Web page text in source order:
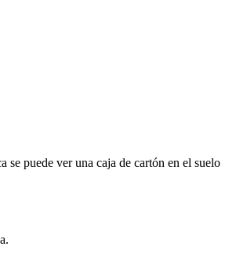
se puede ver una caja de cartón en el suelo